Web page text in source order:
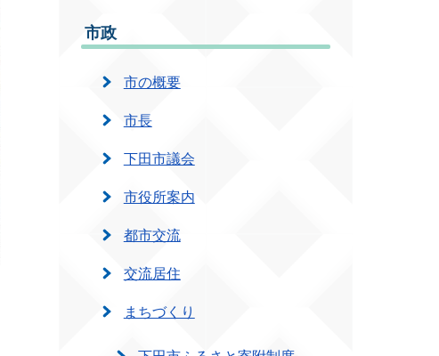
市政
市の概要
市長
下田市議会
市役所案内
都市交流
交流居住
まちづくり